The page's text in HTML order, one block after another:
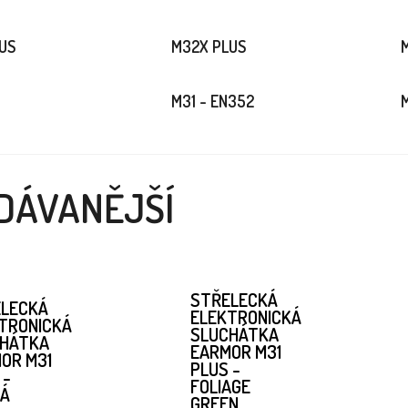
M32X PLUS
M31 - EN352
M31
-
STŘELECKÁ
ELEKTRONICKÁ
SLUCHÁTKA
EARMOR M31
PLUS -
FOLIAGE